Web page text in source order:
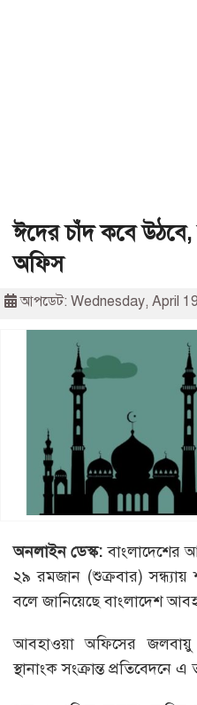
ঈদের চাঁদ কবে
অফিস
আপডেট: Wednesday, April
অনলাইন ডেস্ক:বাংলাদেশের
২৯ রমজান (শুক্রবার) সন্ধ্যায়
বলে জানিয়েছে বাংলাদেশ
আবহাওয়া অফিসের জলবায়ু
স্থানাংক সংক্রান্ত প্রতিবেদনে